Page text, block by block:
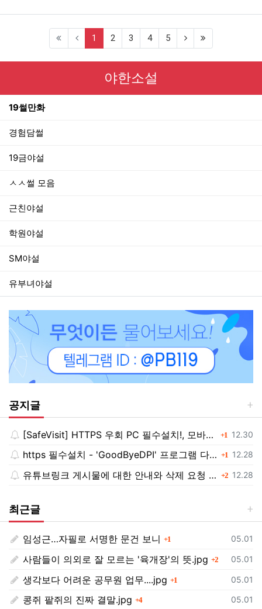
1 (current)
2 3 4 5
야한소설
19썰만화
경험담썰
19금야설
ㅅㅅ썰 모음
근친야설
학원야설
SM야설
유부녀야설
공지글
등록일
12.30
[SafeVisit] HTTPS 우회 PC 필수설치!, 모바일 최강속도 1댓글
등록일
12.28
https 필수설치 - 'GoodByeDPI' 프로그램 다운로드<< 1댓글
등록일
12.28
유튜브링크 게시물에 대한 안내와 삭제 요청 공지 2댓글
최근글
등록일
05.01
임성근…자필로 서명한 문건 보니 1
등록일
05.01
사람들이 의외로 잘 모르는 '육개장'의 뜻.jpg 2댓글
등록일
05.01
생각보다 어려운 공무원 업무....jpg 1
등록일
05.01
콩쥐 팥쥐의 진짜 결말.jpg 4댓글